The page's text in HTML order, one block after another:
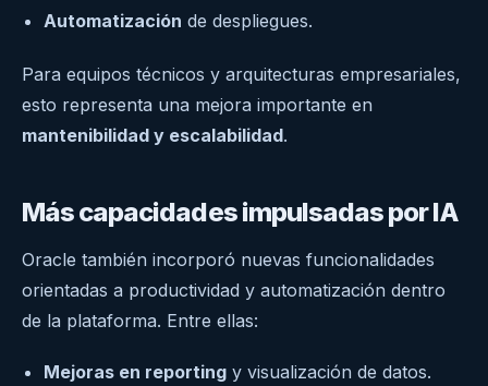
Automatización de despliegues.
Para equipos técnicos y arquitecturas empresariales,
esto representa una mejora importante en
mantenibilidad y escalabilidad.
Más capacidades impulsadas por IA
Oracle también incorporó nuevas funcionalidades
orientadas a productividad y automatización dentro
de la plataforma. Entre ellas:
Mejoras en reporting y visualización de datos.